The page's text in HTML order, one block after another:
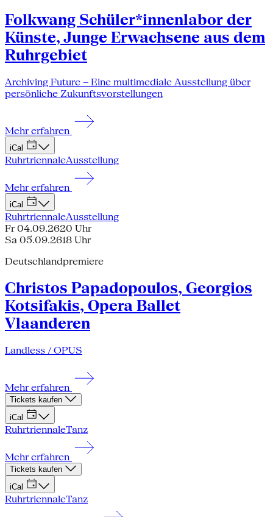
Folkwang Schüler*innenlabor der
Künste, Junge Erwachsene aus dem
Ruhrgebiet
Archiving Future – Eine multimediale Ausstellung über
persönliche Zukunftsvorstellungen
Mehr erfahren
iCal
RuhrtriennaleAusstellung
Mehr erfahren
iCal
RuhrtriennaleAusstellung
Fr 04.09.2620 Uhr
Sa 05.09.2618 Uhr
Deutschlandpremiere
Christos Papadopoulos, Georgios
Kotsifakis, Opera Ballet
Vlaanderen
Landless / OPUS
Mehr erfahren
Tickets kaufen
iCal
RuhrtriennaleTanz
Mehr erfahren
Tickets kaufen
iCal
RuhrtriennaleTanz